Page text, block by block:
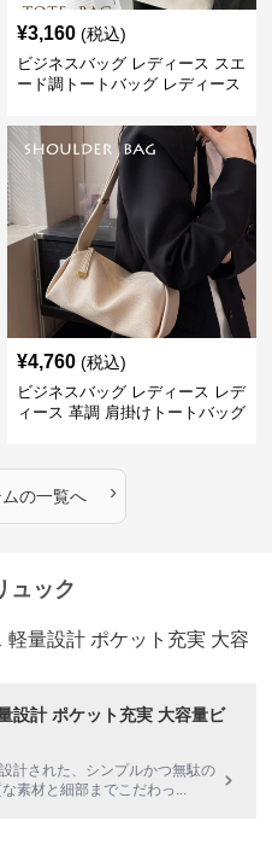
¥3,160 (税込)
ビジネスバッグ レディース スエ
ード調トートバッグ レディース
¥4,760 (税込)
ビジネスバッグ レディース レデ
ィース 革調 肩掛けトートバッグ
の一覧へ ›
ュック
設計 ポケット充実 大容量ビ
計された、シンプルかつ無駄の
素材と細部までこだわっ ...